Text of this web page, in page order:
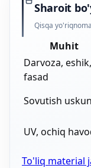
Sharoit
Qisqa
Muhit
Darvoza, eshik,
fasad
Sovutish
UV, ochiq
To'liq material